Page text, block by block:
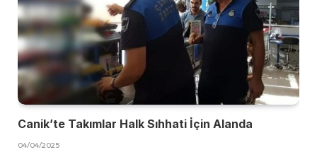
Canik’te Takımlar Halk Sıhhati İçin Alanda
04/04/2025